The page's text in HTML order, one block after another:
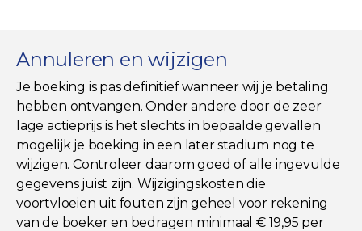
Annuleren en wijzigen
Je boeking is pas definitief wanneer wij je betaling
hebben ontvangen. Onder andere door de zeer
lage actieprijs is het slechts in bepaalde gevallen
mogelijk je boeking in een later stadium nog te
wijzigen. Controleer daarom goed of alle ingevulde
gegevens juist zijn. Wijzigingskosten die
voortvloeien uit fouten zijn geheel voor rekening
van de boeker en bedragen minimaal € 19,95 per